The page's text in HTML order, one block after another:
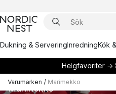
Dukning & ServeringInredningKök
Helgfavoriter →
Varumärken / Marimekko
Marimekko